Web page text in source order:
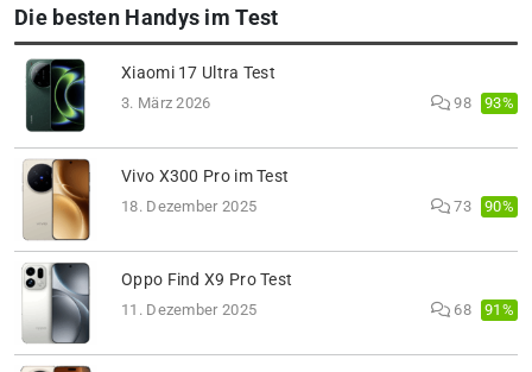
Die besten Handys im Test
Xiaomi 17 Ultra Test
3. März 2026 98 93%
Vivo X300 Pro im Test
18. Dezember 2025 73 90%
Oppo Find X9 Pro Test
11. Dezember 2025 68 91%